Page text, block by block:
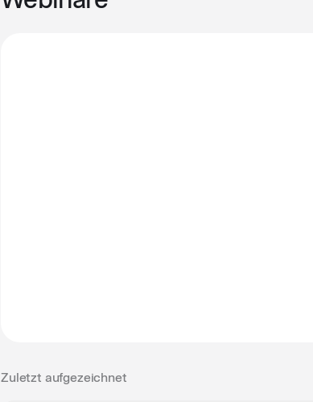
Zuletzt aufgezeichnet